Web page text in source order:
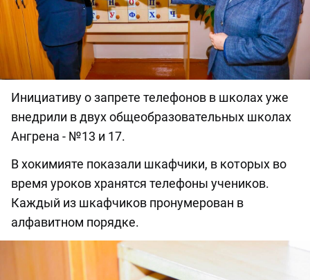
Инициативу о запрете телефонов в школах уже
внедрили в двух общеобразовательных школах
Ангрена - №13 и 17.
В хокимияте показали шкафчики, в которых во
время уроков хранятся телефоны учеников.
Каждый из шкафчиков пронумерован в
алфавитном порядке.